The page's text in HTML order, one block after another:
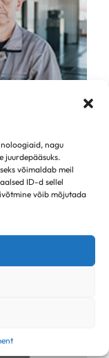
nagu
juurdepääsuks.
võimaldab meil
ID-d sellel
võib mõjutada